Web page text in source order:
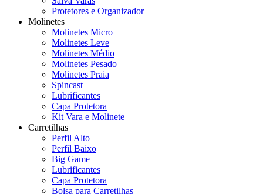
Protetores e Organizador
Molinetes
Molinetes Micro
Molinetes Leve
Molinetes Médio
Molinetes Pesado
Molinetes Praia
Spincast
Lubrificantes
Capa Protetora
Kit Vara e Molinete
Carretilhas
Perfil Alto
Perfil Baixo
Big Game
Lubrificantes
Capa Protetora
Bolsa para Carretilhas